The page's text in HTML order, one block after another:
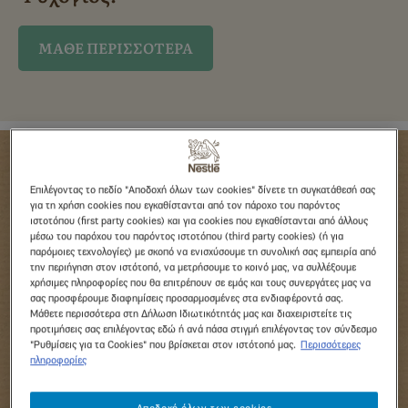
ΜΑΘΕ ΠΕΡΙΣΣΟΤΕΡΑ
Το γλυκό του μήνα
Χριστουγεννιάτικοι κύβοι
Επιλέγοντας το πεδίο "Αποδοχή όλων των cookies" δίνετε τη συγκατάθεσή σας
για τη χρήση cookies που εγκαθίστανται από τον πάροχο του παρόντος
ιστοτόπου (first party cookies) και για cookies που εγκαθίστανται από άλλους
μέσω του παρόχου του παρόντος ιστοτόπου (third party cookies) (ή για
παρόμοιες τεχνολογίες) με σκοπό να ενισχύσουμε τη συνολική σας εμπειρία από
την περιήγηση στον ιστότοπό, να μετρήσουμε το κοινό μας, να συλλέξουμε
χρήσιμες πληροφορίες που θα επιτρέπουν σε εμάς και τους συνεργάτες μας να
σας προσφέρουμε διαφημίσεις προσαρμοσμένες στα ενδιαφέροντά σας.
Μάθετε περισσότερα στη Δήλωση Ιδιωτικότητάς μας και διαχειριστείτε τις
προτιμήσεις σας επιλέγοντας εδώ ή ανά πάσα στιγμή επιλέγοντας τον σύνδεσμο
"Ρυθμίσεις για τα Cookies" που βρίσκεται στον ιστότοπό μας.
Περισσότερες
πληροφορίες